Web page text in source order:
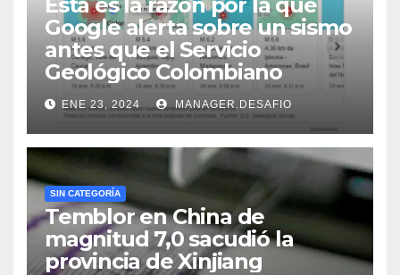
Google alerta sobre un sismo
antes que el Servicio
Geológico Colombiano
ENE 23, 2024 MANAGER.DESAFIO
SIN CATEGORÍA
Temblor en China de
magnitud 7,0 sacudió la
provincia de Xinjiang